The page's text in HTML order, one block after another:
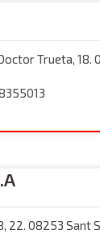
Trueta, 18.
22. 08253 Sant